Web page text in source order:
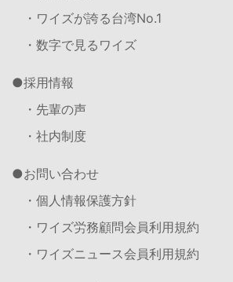
・ワイズが誇る台湾No.1
・数字で見るワイズ
採用情報
・先輩の声
・社内制度
お問い合わせ
・個人情報保護方針
・ワイズ労務顧問会員利用規約
・ワイズニュース会員利用規約